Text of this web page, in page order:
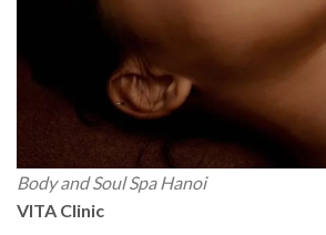
Body and Soul Spa Hanoi
VITA Clinic